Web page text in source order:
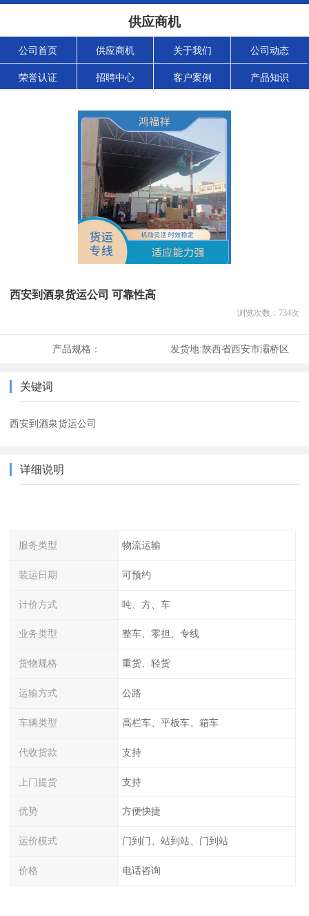
供应商机
公司首页 供应商机 关于我们 公司动态
荣誉认证 招聘中心 客户案例 产品知识
西安到酒泉货运公司 可靠性高
浏览次数： 734次
产品规格： 发货地:陕西省西安市灞桥区
关键词
西安到酒泉货运公司
详细说明
服务类型 物流运输
装运日期 可预约
计价方式 吨、方、车
业务类型 整车、零担、专线
货物规格 重货、轻货
运输方式 公路
车辆类型 高栏车、平板车、箱车
代收货款 支持
上门提货 支持
优势 方便快捷
运价模式 门到门、站到站、门到站
价格 电话咨询